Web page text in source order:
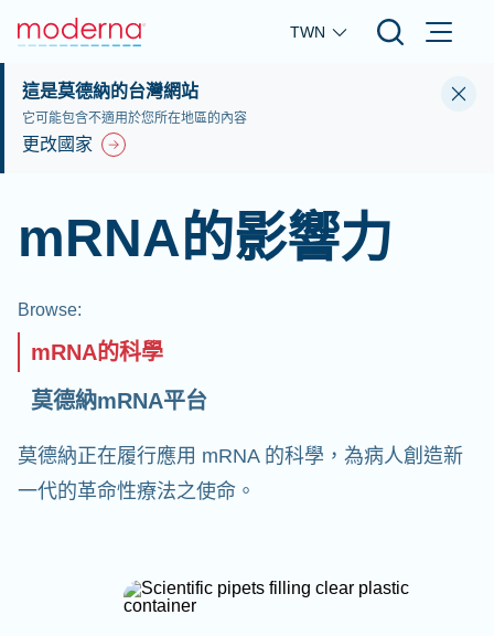
Skip to main content
TWN
這是莫德納的台灣網站
它可能包含不適用於您所在地區的內容
更改國家
mRNA的影響力
Browse:
mRNA的科學
莫德納mRNA平台
莫德納正在履行應用 mRNA 的科學，為病人創造新
一代的革命性療法之使命。